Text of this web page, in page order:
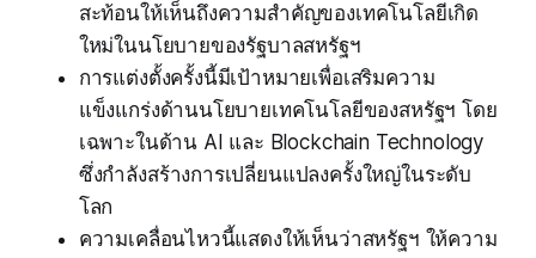
สะท้อนให้เห็นถึงความสำคัญของเทคโนโลยีเกิด
ใหม่ในนโยบายของรัฐบาลสหรัฐฯ
การแต่งตั้งครั้งนี้มีเป้าหมายเพื่อเสริมความ
แข็งแกร่งด้านนโยบายเทคโนโลยีของสหรัฐฯ โดย
เฉพาะในด้าน AI และ Blockchain Technology
ซึ่งกำลังสร้างการเปลี่ยนแปลงครั้งใหญ่ในระดับ
โลก
ความเคลื่อนไหวนี้แสดงให้เห็นว่าสหรัฐฯ ให้ความ